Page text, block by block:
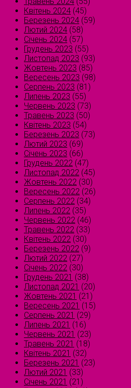
Квітень 2024 (45)
Березень 2024 (59)
Лютий 2024 (58)
Січень 2024 (57)
Грудень 2023 (55)
Листопад 2023 (93)
Жовтень 2023 (85)
Вересень 2023 (98)
Серпень 2023 (81)
Липень 2023 (55)
Червень 2023 (73)
Травень 2023 (50)
Квітень 2023 (54)
Березень 2023 (73)
Лютий 2023 (69)
Січень 2023 (66)
Грудень 2022 (47)
Листопад 2022 (45)
Жовтень 2022 (30)
Вересень 2022 (26)
Серпень 2022 (34)
Липень 2022 (35)
Червень 2022 (46)
Травень 2022 (33)
Квітень 2022 (30)
Березень 2022 (9)
Лютий 2022 (27)
Січень 2022 (30)
Грудень 2021 (38)
Листопад 2021 (20)
Жовтень 2021 (21)
Вересень 2021 (15)
Серпень 2021 (29)
Липень 2021 (16)
Червень 2021 (23)
Травень 2021 (18)
Квітень 2021 (32)
Березень 2021 (23)
Лютий 2021 (33)
Січень 2021 (21)